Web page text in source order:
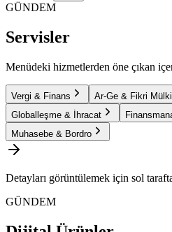
GÜNDEM
Servisler
Menüdeki hizmetlerden öne çıkan
Vergi & Finans Ar-Ge & Fikri
Globalleşme & İhracat
Muhasebe & Bordro
Detayları görüntülemek için sol
GÜNDEM